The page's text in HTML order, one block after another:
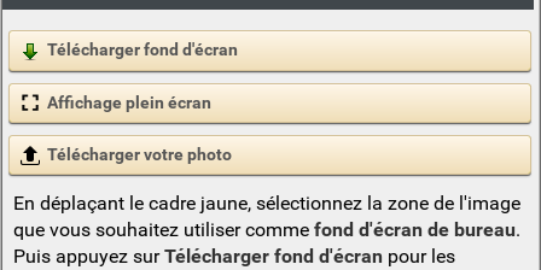
Télécharger fond d'écran
Affichage plein écran
Télécharger votre photo
En déplaçant le cadre jaune, sélectionnez la zone de l'image
que vous souhaitez utiliser comme fond d'écran de bureau.
Puis appuyez surTélécharger fond d'écranpour les